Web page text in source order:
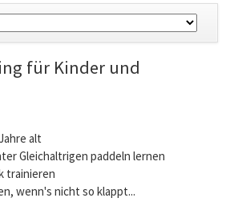
für Kinder und
alt
Gleichaltrigen paddeln lernen
trainieren
wenn's nicht so klappt...